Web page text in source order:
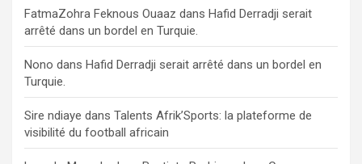
FatmaZohra Feknous Ouaaz dans Hafid Derradji serait
arrêté dans un bordel en Turquie.
Nono dans Hafid Derradji serait arrêté dans un bordel en
Turquie.
Sire ndiaye dans Talents Afrik’Sports: la plateforme de
visibilité du football africain